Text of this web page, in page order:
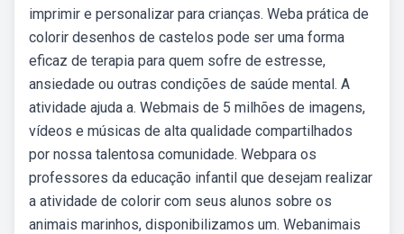
imprimir e personalizar para crianças. Weba prática de
colorir desenhos de castelos pode ser uma forma
eficaz de terapia para quem sofre de estresse,
ansiedade ou outras condições de saúde mental. A
atividade ajuda a. Webmais de 5 milhões de imagens,
vídeos e músicas de alta qualidade compartilhados
por nossa talentosa comunidade. Webpara os
professores da educação infantil que desejam realizar
a atividade de colorir com seus alunos sobre os
animais marinhos, disponibilizamos um. Webanimais